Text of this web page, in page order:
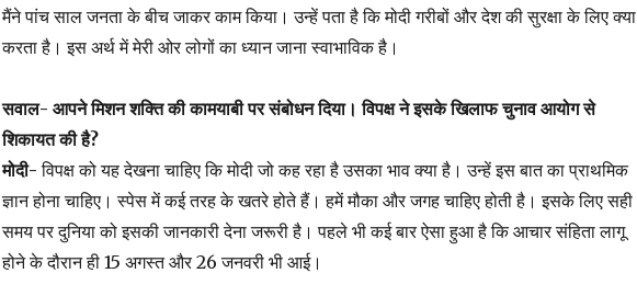
मैंने पांच साल जनता के बीच जाकर काम किया। उन्हें पता है कि मोदी गरीबों और देश की सुरक्षा के लिए क्या
करता है। इस अर्थ में मेरी ओर लोगों का ध्यान जाना स्वाभाविक है।
सवाल- आपने मिशन शक्ति की कामयाबी पर संबोधन दिया। विपक्ष ने इसके खिलाफ चुनाव आयोग से
शिकायत की है?
मोदी-विपक्ष को यह देखना चाहिए कि मोदी जो कह रहा है उसका भाव क्या है। उन्हें इस बात का प्राथमिक
ज्ञान होना चाहिए। स्पेस में कई तरह के खतरे होते हैं। हमें मौका और जगह चाहिए होती है। इसके लिए सही
समय पर दुनिया को इसकी जानकारी देना जरूरी है। पहले भी कई बार ऐसा हुआ है कि आचार संहिता लागू
होने के दौरान ही 15 अगस्त और 26 जनवरी भी आई।